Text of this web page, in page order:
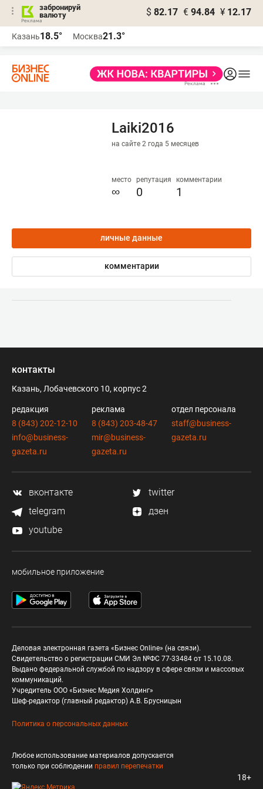
забронируй
валюту
$ 82.17 € 94.84 ¥ 12.17
Казань18.5° Москва21.3°
Laiki2016
на сайте 2 года 5 месяцев
место
∞
репутация
0
комментарии
1
личные данные
комментарии
контакты
Казань, Лобачевского 10, корпус 2
редакция
8 (843) 202-12-10
info@business-
gazeta.ru
реклама
8 (843) 203-48-47
mir@business-
gazeta.ru
отдел персонала
staff@business-
gazeta.ru
вконтакте
twitter
telegram
дзен
youtube
мобильное приложение
Деловая электронная газета «Бизнес Online» (на связи).
Свидетельство о регистрации СМИ Эл №ФС 77-33484 от 15.10.08.
Выдано федеральной службой по надзору в сфере связи и массовых
коммуникаций.
Учредитель ООО «Бизнес Медия Холдинг»
Шеф-редактор (главный редактор) А.В. Брусницын
Политика о персональных данных
Любое использование материалов допускается
только при соблюдении правил перепечатки
18+